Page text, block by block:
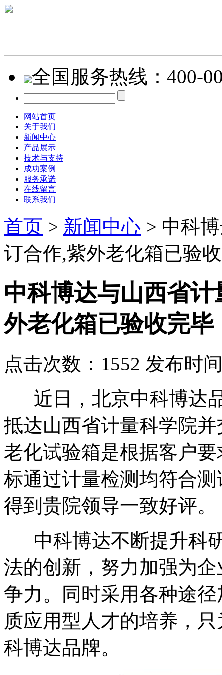
全国服务热线： 400-
网站首页
关于我们
新闻中心
产品展示
技术与支持
成功案例
服务承诺
在线留言
联系我们
首页 > 新闻中心 > 中科
订合作,紫外老化箱已验
中科博达与山西省
外老化箱已验收完毕
点击次数：1552 发布时
近日，北京中科博达
抵达山西省计量科学院
老化试验箱是根据客户
标通过计量检测均符合
得到贵院领导一致好评。
中科博达不断提升科
法的创新，努力加强为
争力。同时采用各种途
质应用型人才的培养，
科博达品牌。